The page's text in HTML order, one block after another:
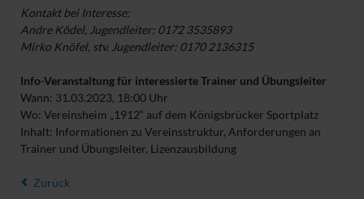
Kontakt bei Interesse:
Andre Ködel, Jugendleiter: 0172 3535893
Mirko Knöfel, stv. Jugendleiter: 0170 2136315
Info-Veranstaltung für interessierte Trainer und Übungsleiter
Wann: 31.03.2023, 18:00 Uhr
Wo: Vereinsheim „1912“ auf dem Königsbrücker Sportplatz
Inhalt: Informationen zu Vereinsstruktur, Anforderungen an
Trainer und Übungsleiter, Lizenzausbildung
Zurück